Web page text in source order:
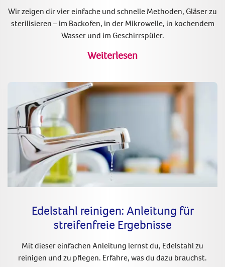
Wir zeigen dir vier einfache und schnelle Methoden, Gläser zu
sterilisieren – im Backofen, in der Mikrowelle, in kochendem
Wasser und im Geschirrspüler.
Weiterlesen
Edelstahl reinigen: Anleitung für
streifenfreie Ergebnisse
Mit dieser einfachen Anleitung lernst du, Edelstahl zu
reinigen und zu pflegen. Erfahre, was du dazu brauchst.